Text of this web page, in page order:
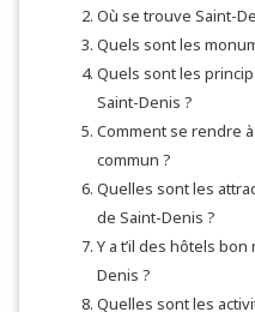
Où se trouve Saint-
Quels sont les
Quels sont les
Saint-Denis ?
Comment se rendre
commun ?
Quelles sont les
de Saint-Denis ?
Y a t’il des hôtels
Denis ?
Quelles sont les